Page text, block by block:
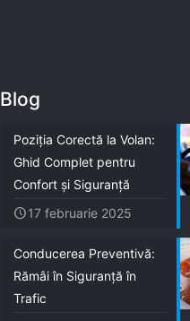
Blog
Poziția Corectă la Volan:
Ghid Complet pentru
Confort și Siguranță
17 februarie 2025
Conducerea Preventivă:
Rămâi în Siguranță în
Trafic